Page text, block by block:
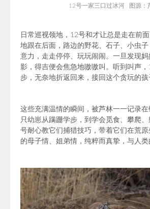
12号一家三口过冰河 图源：
日常巡视领地，12号和才让总是走在前
地跟在后面，路边的野花、石子、小虫
意力，走走停停、玩玩闹闹。一旦发现
影，得吉便会焦急地嗷嗷叫。听到叫声
步，无奈地折返回来，接回这个贪玩的孩
这些充满温情的瞬间，被芦林一一记录
只幼崽从蹒跚学步，到学会觅食、攀爬
号耐心教它们捕猎技巧，带着它们在荒
的母子情、姐弟情，纯粹而真挚，与人类